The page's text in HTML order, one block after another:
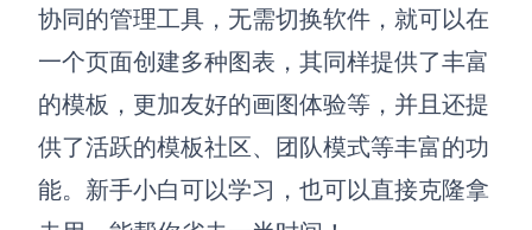
协同的管理工具，无需切换软件，就可以在
一个页面创建多种图表，其同样提供了丰富
的模板，更加友好的画图体验等，并且还提
供了活跃的模板社区、团队模式等丰富的功
能。新手小白可以学习，也可以直接克隆拿